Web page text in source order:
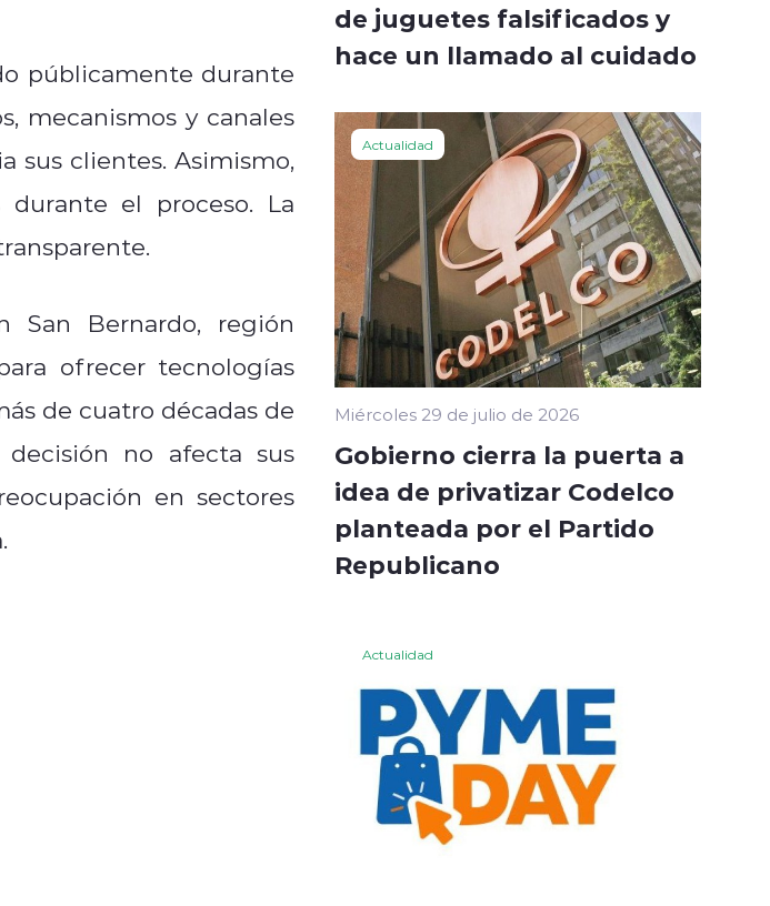
públicamente durante
mecanismos y canales
sus clientes. Asimismo,
durante el proceso. La
Bernardo, región
ofrecer tecnologías
de cuatro décadas de
no afecta sus
en sectores
de juguetes falsificados y
hace un llamado al cuidado
Actualidad
Miércoles 29 de julio de 2026
Gobierno cierra la puerta a
idea de privatizar Codelco
planteada por el Partido
Republicano
Actualidad